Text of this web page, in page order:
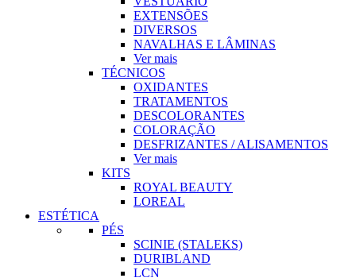
EXTENSÕES
DIVERSOS
NAVALHAS E LÂMINAS
Ver mais
TÉCNICOS
OXIDANTES
TRATAMENTOS
DESCOLORANTES
COLORAÇÃO
DESFRIZANTES / ALISAMENTOS
Ver mais
KITS
ROYAL BEAUTY
LOREAL
ESTÉTICA
PÉS
SCINIE (STALEKS)
DURIBLAND
LCN